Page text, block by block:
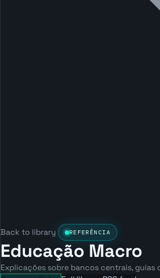
Back to library REFERÊNCIA
Educação Macro
Explicações sobre bancos centrais,